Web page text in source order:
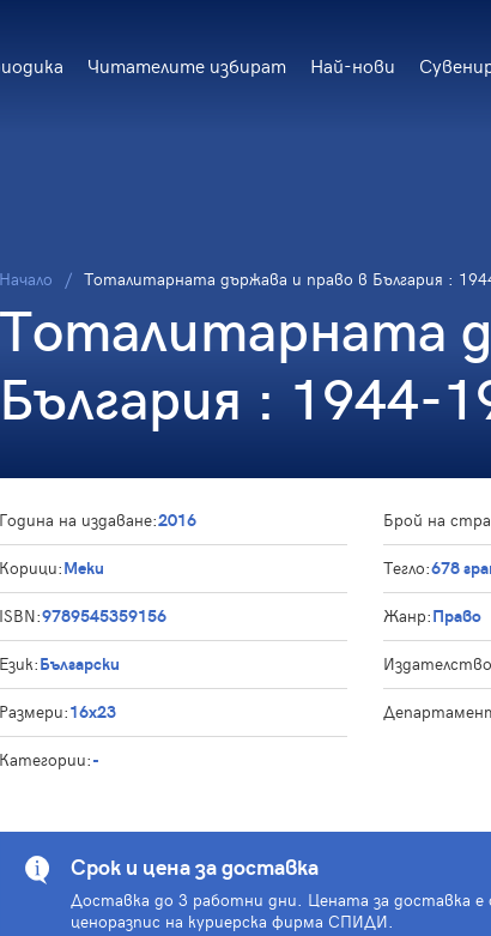
Читателите избират Най-нови
Начало Тоталитарната държава и право в България :
Тоталитарната
България : 1944-
Година на издаване:2016 Брой на
Корици:Меки Тегло:678
ISBN:9789545359156 Жанр:Право
Език:Български
Размери:16x23
Категории:-
Срок и цена за доставка
Доставка до 3 работни дни. Цената за доставка е
ценоразпис на куриерска фирма СПИДИ.